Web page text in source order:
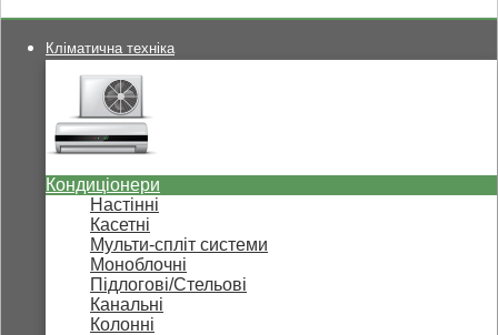
Кліматична техніка
Кондиціонери
Настінні
Касетні
Мульти-спліт системи
Моноблочні
Підлогові/Стельові
Канальні
Колонні